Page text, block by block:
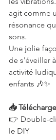
agit comme
résonance
sons.
Une jolie
de s’éveiller
activité
enfants 🎶✨
📥
👉 Double-
le DIY